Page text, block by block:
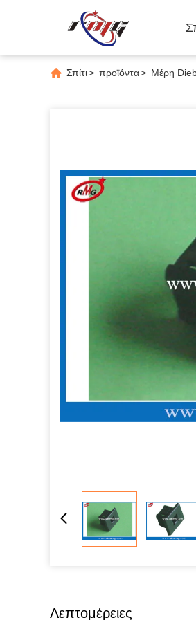
Σπίτι> προϊόντα> Μέρη
Λεπτομέρειες